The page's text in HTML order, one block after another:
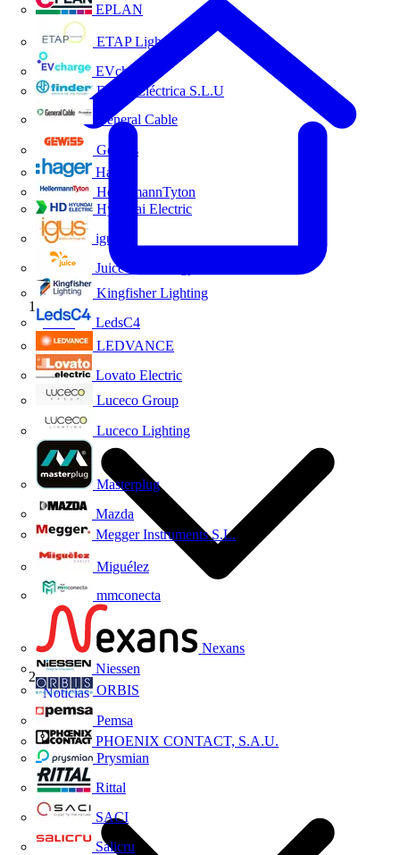
EPLAN
ETAP Lighting
EVcharge
Finder Eléctrica S.L.U
General Cable
Gewiss
Hager
HellermannTyton
Hyundai Electric
igus
Juice Technology
Kingfisher Lighting
LedsC4
LEDVANCE
Lovato Electric
Luceco Group
Luceco Lighting
Masterplug
Mazda
Megger Instruments S.L.
Miguélez
mmconecta
Nexans
Niessen
ORBIS
Pemsa
PHOENIX CONTACT, S.A.U.
Prysmian
Rittal
SACI
Salicru
Inicio
Noticias